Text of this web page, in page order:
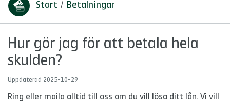
Du är här:Start / Betalningar
Hur gör jag för att betala hela
skulden?
Uppdaterad 2025-10-29
Ring eller maila alltid till oss om du vill lösa ditt lån. Vi vill